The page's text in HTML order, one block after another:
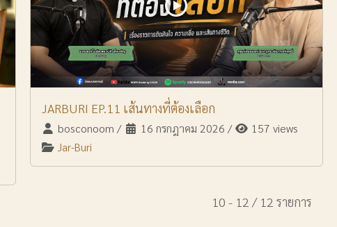
JARBURI EP.11 เส้นทางที่ต้องเลือก
bosconoom / 16 กรกฎาคม 2026 /
157 views
Jar-Buri
10 - 12 / 12 รายการ